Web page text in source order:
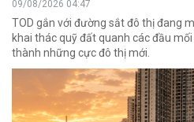
09/08/2026 04:47
TOD gắn với đường sắt đô thị đang
khai thác quỹ đất quanh các đầu
thành những cực đô thị mới.